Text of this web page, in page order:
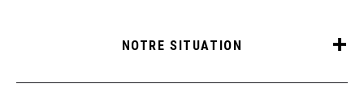
NOTRE SITUATION